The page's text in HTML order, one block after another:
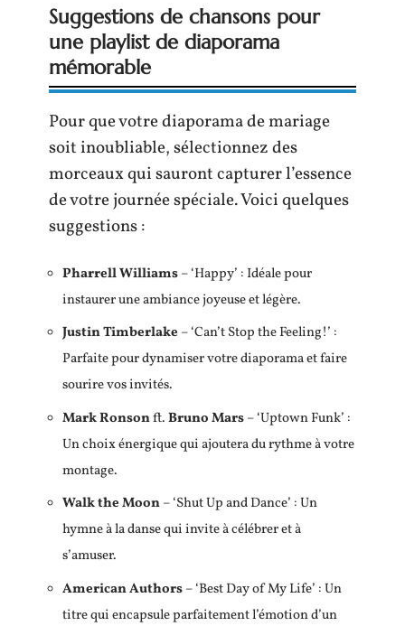
Suggestions de chansons pour
une playlist de diaporama
mémorable
Pour que votre diaporama de mariage
soit inoubliable, sélectionnez des
morceaux qui sauront capturer l’essence
de votre journée spéciale. Voici quelques
suggestions :
Pharrell Williams– ‘Happy’ : Idéale pour
instaurer une ambiance joyeuse et légère.
Justin Timberlake – ‘Can’t Stop the Feeling!’ :
Parfaite pour dynamiser votre diaporama et faire
sourire vos invités.
Mark Ronsonft.Bruno Mars– ‘Uptown Funk’ :
Un choix énergique qui ajoutera du rythme à votre
montage.
Walk the Moon– ‘Shut Up and Dance’ : Un
hymne à la danse qui invite à célébrer et à
s’amuser.
American Authors– ‘Best Day of My Life’ : Un
titre qui encapsule parfaitement l’émotion d’un